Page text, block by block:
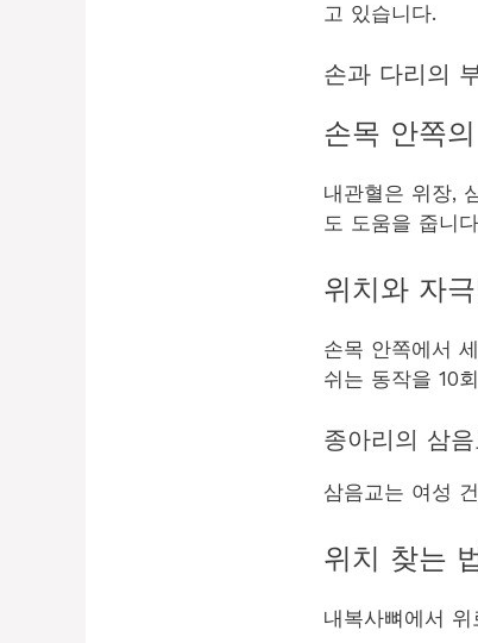
고 있습니다.
손과 다리의
손목 안쪽
내관혈은 위장,
도 도움을 줍니
위치와 자
손목 안쪽에서
쉬는 동작을 10
종아리의 삼음
삼음교는 여성
위치 찾는
내복사뼈에서